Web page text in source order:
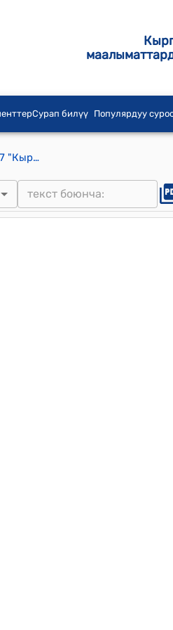
Сурап билүү Популярдуу
Кыргыз Республикасынын Окмотунун 2004-жылдын 10-ноябрынын, №827 "Кыргыз Республикасынын Окмоту менен Тажикистан Республикасынын Окмотунун ортосундагы Жашырын маалыматты оз ара коргоо жонундо 2004-жылдын 26-майында Дуйшомбу шаарында кол коюлган макулдашууну ратификациялоо тууралуу" Кыргыз Республикасынын Мыйзамынын долбоору жонундо токтому